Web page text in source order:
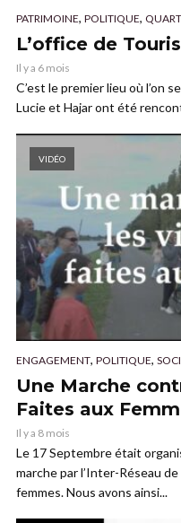
PATRIMOINE, POLITIQUE,
L’office de
Il y a 6 mois
C’est le premier lieu où l’on
Lucie et Hajar ont été
VIDÉO
ENGAGEMENT, POLITIQUE,
Une Marche
Faites aux
Il y a 8 mois
Le 17 Septembre était
marche par l’Inter-Réseau
femmes. Nous avons ainsi...